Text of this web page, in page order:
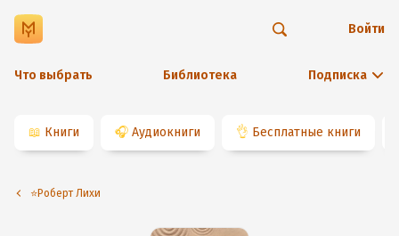
Что выбрать Библиотека Подписка
Войти
📖 Книги 🎧 Аудиокниги 👌 Бесплатные книги
⭐️Роберт Лихи